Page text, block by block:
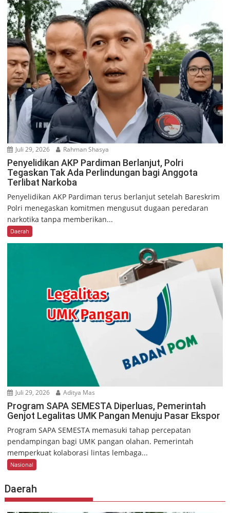
Juli 29, 2026 Rahman Shasya
Penyelidikan AKP Pardiman Berlanjut, Polri
Tegaskan Tak Ada Perlindungan bagi Anggota
Terlibat Narkoba
Penyelidikan AKP Pardiman terus berlanjut setelah Bareskrim
Polri menegaskan komitmen mengusut dugaan peredaran
narkotika tanpa memberikan...
Daerah
Juli 29, 2026 Aditya Mas
Program SAPA SEMESTA Diperluas, Pemerintah
Genjot Legalitas UMK Pangan Menuju Pasar Ekspor
Program SAPA SEMESTA memasuki tahap percepatan
pendampingan bagi UMK pangan olahan. Pemerintah
memperkuat kolaborasi lintas lembaga...
Nasional
Daerah